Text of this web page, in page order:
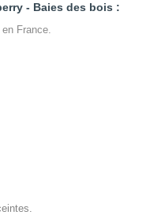
- Baies des bois :
en France.